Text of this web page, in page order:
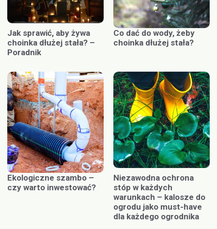
Jak sprawić, aby żywa
choinka dłużej stała? –
Poradnik
Co dać do wody, żeby
choinka dłużej stała?
Ekologiczne szambo –
czy warto inwestować?
Niezawodna ochrona
stóp w każdych
warunkach – kalosze do
ogrodu jako must-have
dla każdego ogrodnika